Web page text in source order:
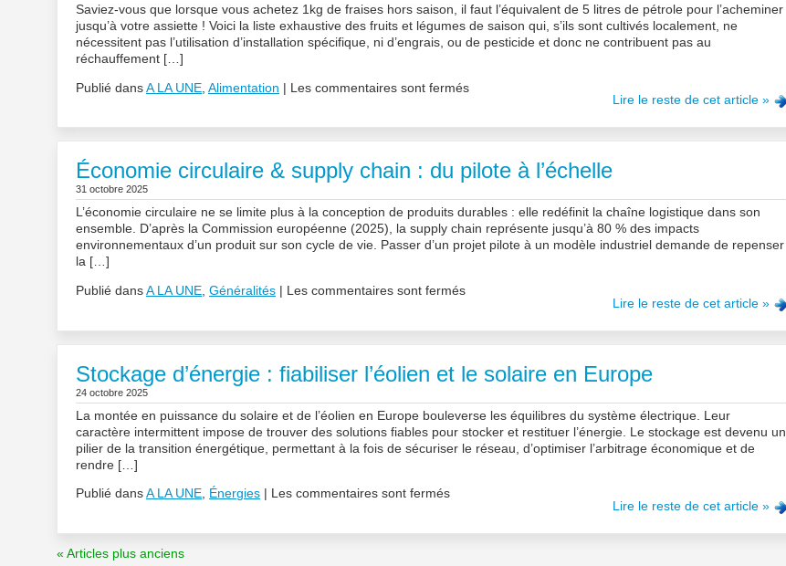
Saviez-vous que lorsque vous achetez 1kg de fraises hors saison, il faut l’équivalent de 5 litres de pétrole pour l’acheminer
jusqu’à votre assiette ! Voici la liste exhaustive des fruits et légumes de saison qui, s’ils sont cultivés localement, ne
nécessitent pas l’utilisation d’installation spécifique, ni d’engrais, ou de pesticide et donc ne contribuent pas au
réchauffement […]
Lire le reste de cet article »
Publié dans A LA UNE Alimentation | Les commentaires sont fermés
Économie circulaire & supply chain : du pilote à l’échelle
31 octobre 2025
L’économie circulaire ne se limite plus à la conception de produits durables : elle redéfinit la chaîne logistique dans son
ensemble. D’après la Commission européenne (2025), la supply chain représente jusqu’à 80 % des impacts
environnementaux d’un produit sur son cycle de vie. Passer d’un projet pilote à un modèle industriel demande de repenser
la […]
Lire le reste de cet article »
Publié dans A LA UNE Généralités Les commentaires sont fermés
Stockage d’énergie : fiabiliser l’éolien et le solaire en Europe
24 octobre 2025
La montée en puissance du solaire et de l’éolien en Europe bouleverse les équilibres du système électrique. Leur
caractère intermittent impose de trouver des solutions fiables pour stocker et restituer l’énergie. Le stockage est devenu un
pilier de la transition énergétique, permettant à la fois de sécuriser le réseau, d’optimiser l’arbitrage économique et de
rendre […]
Lire le reste de cet article »
Publié dans A LA UNE, Énergies Les commentaires sont fermés
« Articles plus anciens